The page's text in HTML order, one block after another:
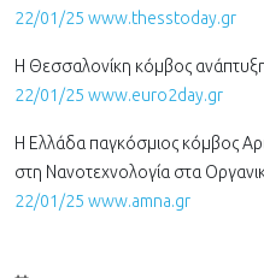
22/01/25 www.thesstoday.gr
Η Θεσσαλονίκη κόμβος
22/01/25 www.euro2day.gr
Η Ελλάδα παγκόσμιος κόμβος
στη Νανοτεχνολογία στα
22/01/25 www.amna.gr